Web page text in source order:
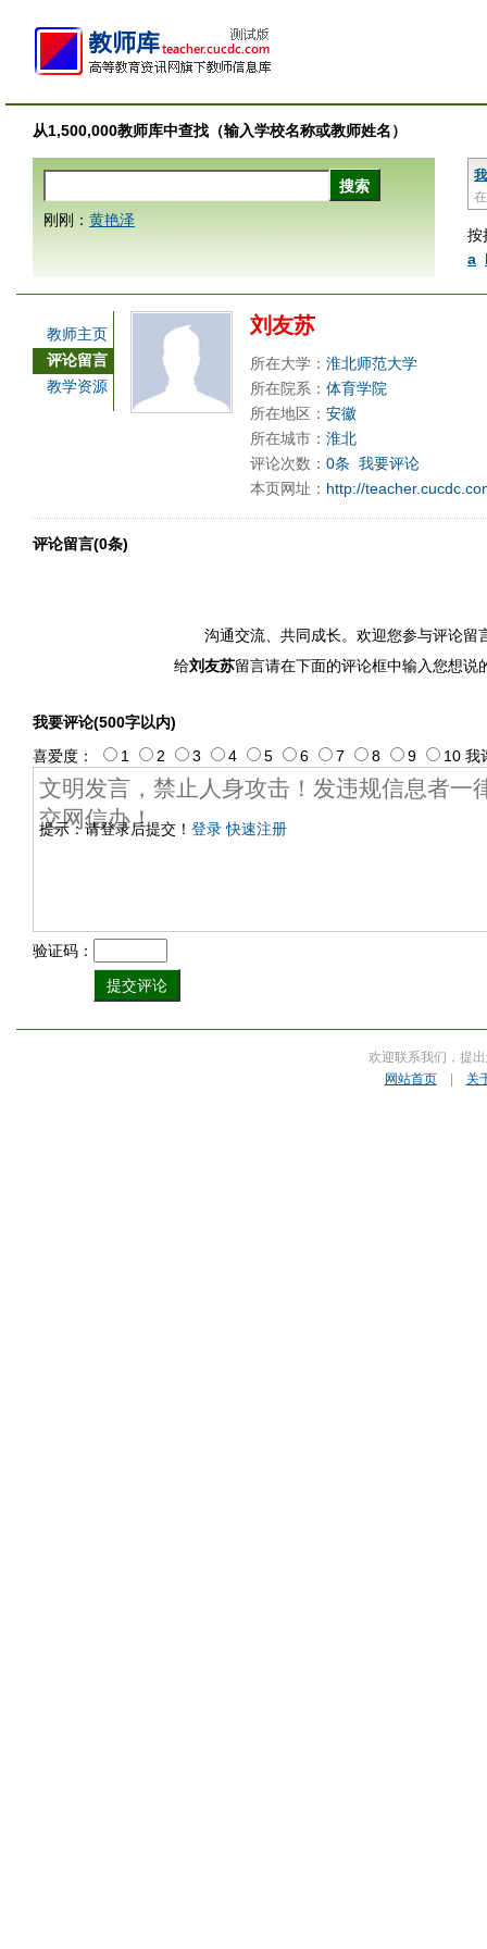
从1,500,000教师库中查找（输入学校名称或教师姓名）
按
a
刚刚： 黄艳泽
教师主页
评论留言
教学资源
刘友苏
所在大学： 淮北师范大学
所在院系： 体育学院
所在地区： 安徽
所在城市： 淮北
评论次数： 0条 我要评论
本页网址： http://
评论留言(0条)
沟通交流、共同成长。欢迎您参与评论留
给刘友苏留言请在下面的评论框中输入您想说
我要评论(500字以内)
提示：请登录后提交！ 登录 快速注册
喜爱度： 1 2 3 4 5 6 7 8 9 10 我
验证码：
欢迎联系我们，提
网站首页| 关